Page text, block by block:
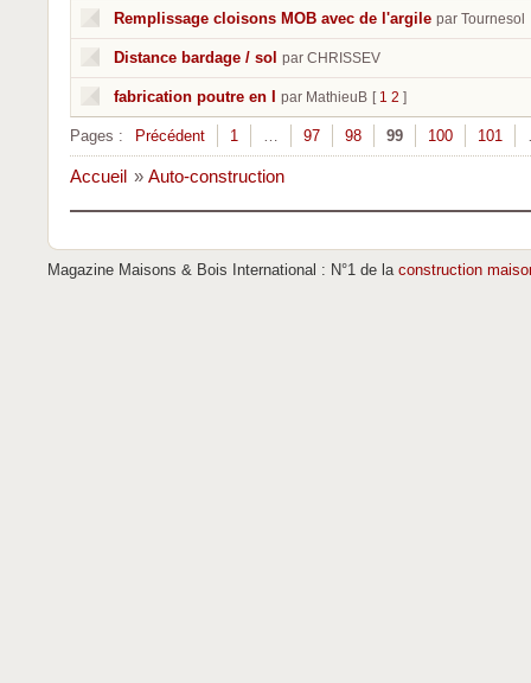
Remplissage cloisons MOB avec de l'argile par Tournesol
Distance bardage / sol par CHRISSEV
fabrication poutre en I par MathieuB [ 1 2 ]
Pages : Précédent 1 … 97 98 99 100 101
Accueil » Auto-construction
Magazine Maisons & Bois International : N°1 de la construction